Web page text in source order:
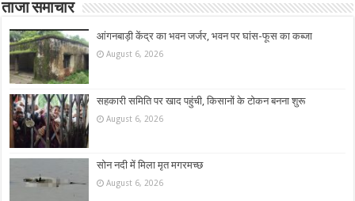
ताजा समाचार
आंगनबाड़ी केंद्र का भवन जर्जर, भवन पर घांस-फूस का कब्जा
August 6, 2026
सहकारी समिति पर खाद पहुंची, किसानों के टोकन बनना शुरू
August 6, 2026
सोन नदी में मिला मृत मगरमच्छ
August 6, 2026